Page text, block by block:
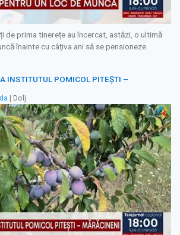
de prima tinerețe au încercat, astăzi, o ultimă
înainte cu câțiva ani să se pensioneze.
INSTITUTUL POMICOL PITEȘTI –
| Dolj